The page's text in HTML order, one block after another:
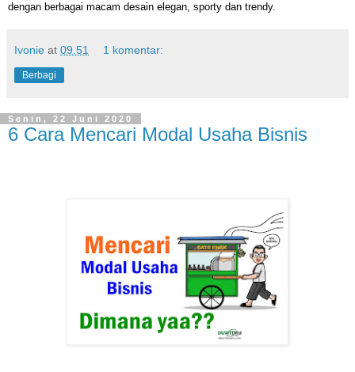
dengan berbagai macam desain elegan, sporty dan trendy.
Ivonie at 09.51 1 komentar:
Berbagi
Senin, 22 Juni 2020
6 Cara Mencari Modal Usaha Bisnis